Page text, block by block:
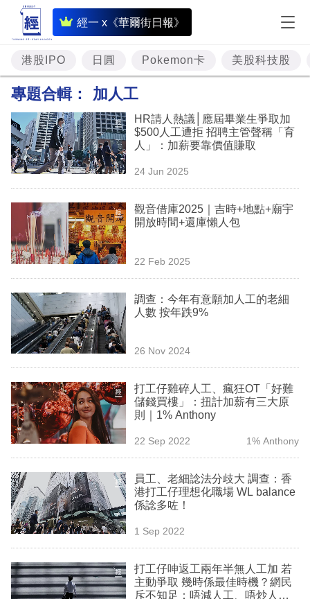
經一 x《華爾街日報》
即
時
財
經
題
投
資
樓
市
理
商
業
科
技
職
場
生
時
事
欄
訂
港股IPO 日圓 Pokemon卡 美股科技股
專題合輯： 加人工
HR請人熱議│應屆畢業生爭取加
$500人工遭拒 招聘主管聲稱「育
人」：加薪要靠價值賺取
24 Jun 2025
觀音借庫2025｜吉時+地點+廟宇
開放時間+還庫懶人包
22 Feb 2025
調查：今年有意願加人工的老細
人數 按年跌9%
26 Nov 2024
打工仔雞碎人工、瘋狂OT「好難
儲錢買樓」：扭計加薪有三大原
則｜1% Anthony
22 Sep 2022 1% Anthony
員工、老細諗法分歧大 調查：香
港打工仔理想化職場 WL balance
係諗多咗！
1 Sep 2022
打工仔呻返工兩年半無人工加 若
主動爭取 幾時係最佳時機？網民
斥不知足：唔減人工、唔炒人都